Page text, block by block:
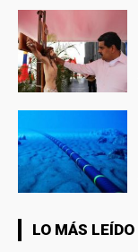
LO MÁS LEÍDO